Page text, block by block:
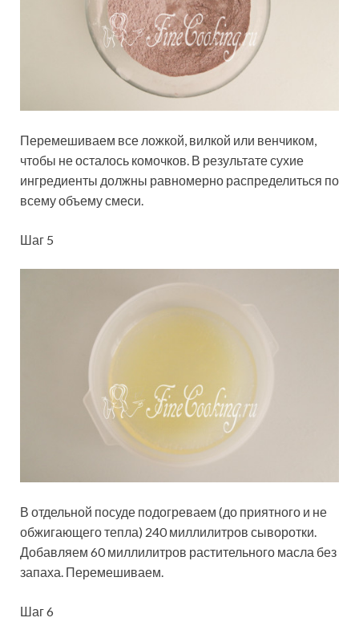
Перемешиваем все ложкой, вилкой или венчиком,
чтобы не осталось комочков. В результате сухие
ингредиенты должны равномерно распределиться по
всему объему смеси.
Шаг 5
В отдельной посуде подогреваем (до приятного и не
обжигающего тепла) 240 миллилитров сыворотки.
Добавляем 60 миллилитров растительного масла без
запаха. Перемешиваем.
Шаг 6